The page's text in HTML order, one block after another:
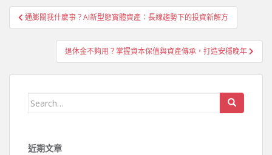
文
章
通膨關我什麼事？AI新型態實體資產：長線趨勢下的投資新解方
退休金不夠用？掌握資本保值與資產傳承，打造安穩晚年
Search
近期文章